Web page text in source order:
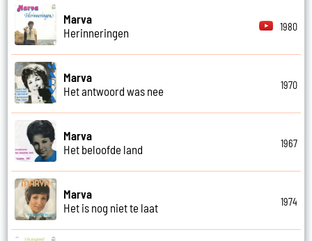
Marva
Herinneringen
1980
Marva
Het antwoord was nee
1970
Marva
Het beloofde land
1967
Marva
Het is nog niet te laat
1974